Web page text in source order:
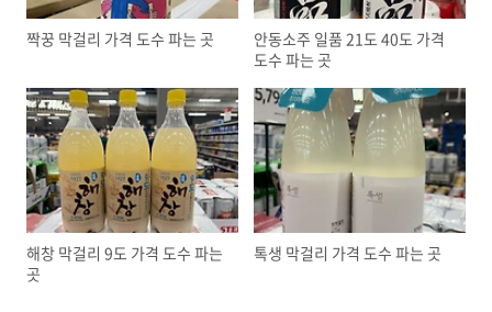
짝꿍 막걸리 가격 도수 파는 곳
안동소주 일품 21도 40도 가격
도수 파는 곳
해창 막걸리 9도 가격 도수 파는
곳
톡생 막걸리 가격 도수 파는 곳